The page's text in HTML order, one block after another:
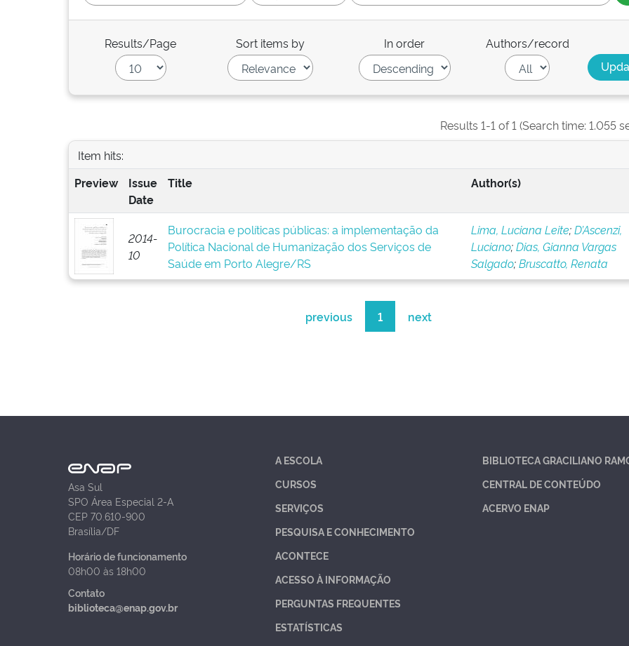
Results/Page Sort items by In order Authors/record
Results 1-1 of 1 (Search time: 1.055
Item hits:
Preview
Issue
Date
Title Author(s)
2014-
10
Burocracia e políticas públicas: a implementação da
Política Nacional de Humanização dos Serviços de
Saúde em Porto Alegre/RS
Lima, Luciana Leite;D’Ascenzi,
Luciano;Dias, Gianna Vargas
Salgado;Bruscatto, Renata
previous 1 next
Asa Sul
SPO Área Especial 2-A
CEP 70.610-900
Brasília/DF
Horário de funcionamento
08h00 às 18h00
Contato
biblioteca@enap.gov.br
A ESCOLA
CURSOS
SERVIÇOS
PESQUISA E CONHECIMENTO
ACONTECE
ACESSO À INFORMAÇÃO
PERGUNTAS FREQUENTES
ESTATÍSTICAS
BIBLIOTECA GRACILIANO
CENTRAL DE CONTEÚDO
ACERVO ENAP